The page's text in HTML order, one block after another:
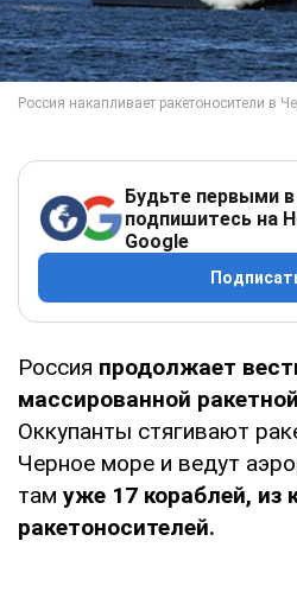
Будьте первыми в
подпишитесь на
Google
Россия продолжает
массированной
Оккупанты стягивают
Черное море и ведут
там уже 17 кораблей, из
ракетоносителей.